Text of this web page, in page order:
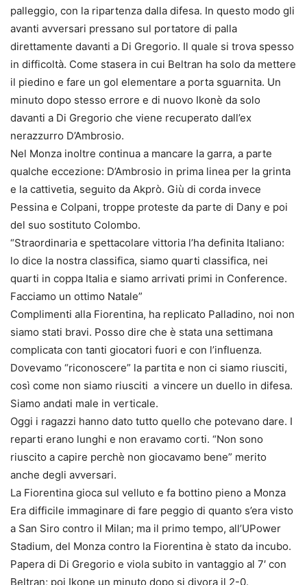
palleggio, con la ripartenza dalla difesa. In questo modo gli
avanti avversari pressano sul portatore di palla
direttamente davanti a Di Gregorio. Il quale si trova spesso
in difficoltà. Come stasera in cui Beltran ha solo da mettere
il piedino e fare un gol elementare a porta sguarnita. Un
minuto dopo stesso errore e di nuovo Ikonè da solo
davanti a Di Gregorio che viene recuperato dall’ex
nerazzurro D’Ambrosio.
Nel Monza inoltre continua a mancare la garra, a parte
qualche eccezione: D’Ambrosio in prima linea per la grinta
e la cattivetia, seguito da Akprò. Giù di corda invece
Pessina e Colpani, troppe proteste da parte di Dany e poi
del suo sostituto Colombo.
“Straordinaria e spettacolare vittoria l’ha definita Italiano:
lo dice la nostra classifica, siamo quarti classifica, nei
quarti in coppa Italia e siamo arrivati primi in Conference.
Facciamo un ottimo Natale”
Complimenti alla Fiorentina, ha replicato Palladino, noi non
siamo stati bravi. Posso dire che è stata una settimana
complicata con tanti giocatori fuori e con l’influenza.
Dovevamo “riconoscere” la partita e non ci siamo riusciti,
così come non siamo riusciti a vincere un duello in difesa.
Siamo andati male in verticale.
Oggi i ragazzi hanno dato tutto quello che potevano dare. I
reparti erano lunghi e non eravamo corti. “Non sono
riuscito a capire perchè non giocavamo bene” merito
anche degli avversari.
La Fiorentina gioca sul velluto e fa bottino pieno a Monza
Era difficile immaginare di fare peggio di quanto s’era visto
a San Siro contro il Milan; ma il primo tempo, all’UPower
Stadium, del Monza contro la Fiorentina è stato da incubo.
Papera di Di Gregorio e viola subito in vantaggio al 7′ con
Beltran; poi Ikone un minuto dopo si divora il 2-0.